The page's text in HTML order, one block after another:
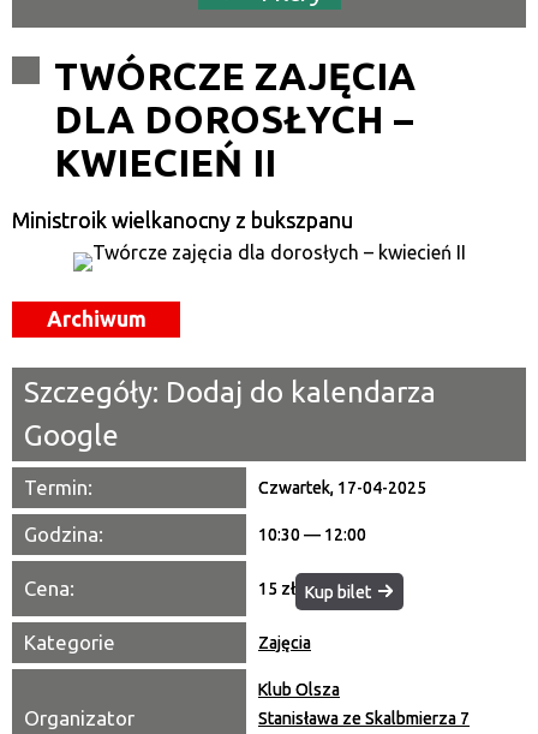
Kategoria
Trwające w zakresie
—
Miejsce
Promowane
TWÓRCZE ZAJĘCIA
DLA DOROSŁYCH –
KWIECIEŃ II
Ministroik wielkanocny z bukszpanu
Archiwum
Szczegóły: Dodaj do kalendarza
Google
Termin: Czwartek, 17-04-2025
Godzina: 10:30 — 12:00
Cena: 15 zł Kup bilet
Kategorie Zajęcia
Organizator
Klub Olsza
Stanisława ze Skalbmierza 7